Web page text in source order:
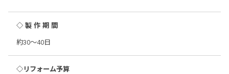
◇製作期間
約30～40日
◇リフォーム予算